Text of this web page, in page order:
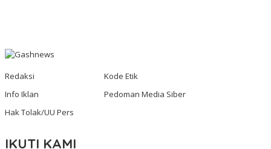
Redaksi
Kode Etik
Info Iklan
Pedoman Media Siber
Hak Tolak/UU Pers
IKUTI KAMI